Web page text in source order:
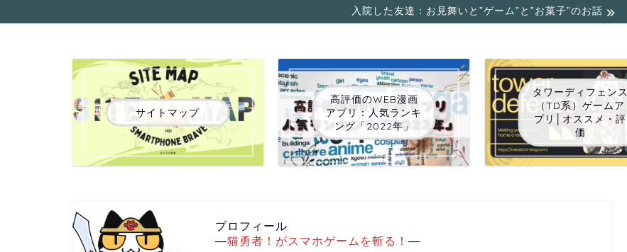
入院した友達：お見舞いと”ゲーム”と”お菓子”のお話
サイトマップ
高評価のWEB漫画
アプリ：人気ランキ
ング「2022年」
タワーディフェンス
（TD系）ゲームア
プリ│オススメ・評
価
プロフィール
―猫勇者！がスマホゲームを斬る！ ―